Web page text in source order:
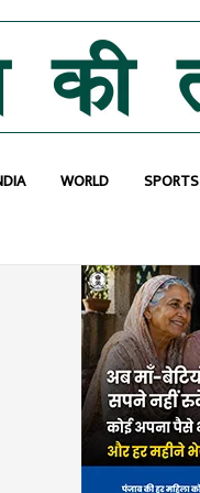
WORLD SPORTS